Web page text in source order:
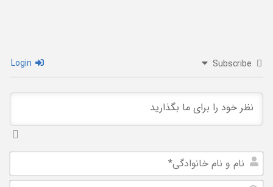
Subscribe
و